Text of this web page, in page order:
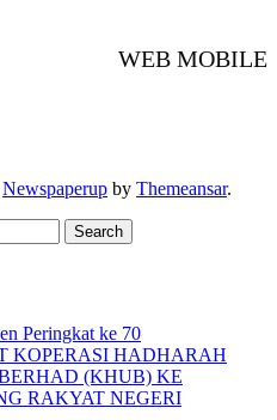
WEB MOBILE
Newspaperup by Themeansar.
Peringkat ke 70
KOPERASI HADHARAH
(KHUB) KE
RAKYAT NEGERI